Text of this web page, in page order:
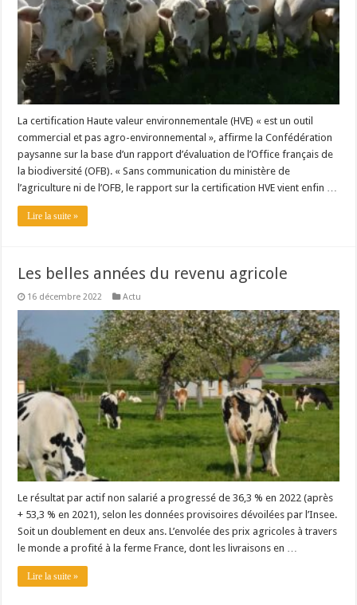
La certification Haute valeur environnementale (HVE) « est un outil
commercial et pas agro-environnemental », affirme la Confédération
paysanne sur la base d’un rapport d’évaluation de l’Office français de
la biodiversité (OFB). « Sans communication du ministère de
l’agriculture ni de l’OFB, le rapport sur la certification HVE vient enfin …
Lire la suite »
Les belles années du revenu agricole
16 décembre 2022 Actu
Le résultat par actif non salarié a progressé de 36,3 % en 2022 (après
+ 53,3 % en 2021), selon les données provisoires dévoilées par l’Insee.
Soit un doublement en deux ans. L’envolée des prix agricoles à travers
le monde a profité à la ferme France, dont les livraisons en …
Lire la suite »